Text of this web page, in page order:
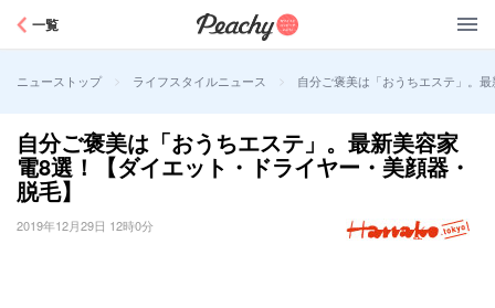
一覧
ニューストップ > ライフスタイルニュース > 自分ご褒美は「おうちエステ」。
自分ご褒美は「おうちエステ」。最新美容家
電8選！【ダイエット・ドライヤー・美顔器・
脱毛】
2019年12月29日 12時0分